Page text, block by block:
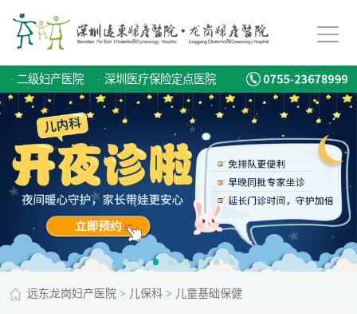
· 二级妇产医院 · 深圳医疗保险定点医院
远东龙岗妇产医院> 儿保科> 儿童基础保健